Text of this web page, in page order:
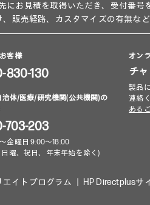
にお見積を取得いただき、受付番
販売経路、カスタマイズの有無な
客様
830-130
治体/医療/研究機関(公共機関)の
703-203
金曜日 9:00～18:00
日曜、祝日、年末年始を除く)
オン
チ
製品
連絡
ある
エイトプログラム HP Directplusサ